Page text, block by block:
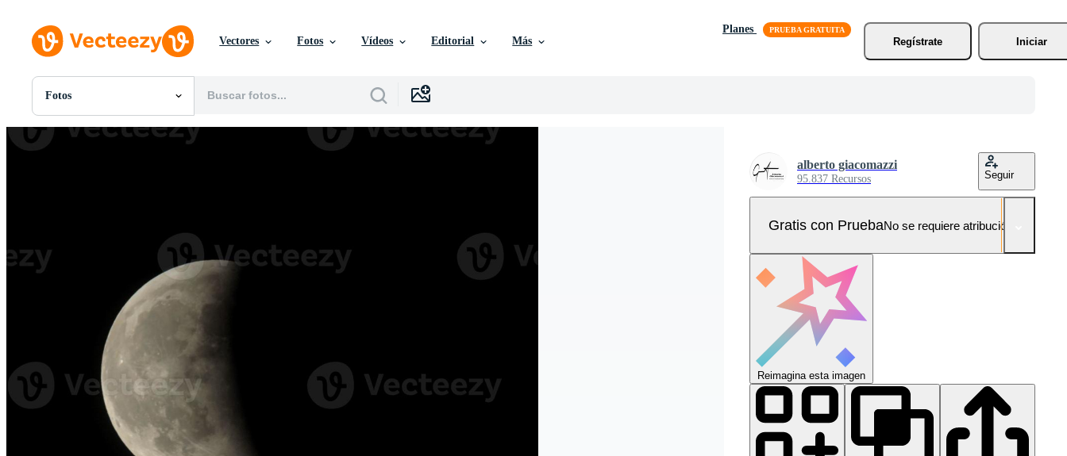
Vectores Fotos Vídeos Editorial Más
Planes
Regístrate
Iniciar
Fotos
Todas Imágenes
Fotos
Gráficos en Movimiento
Imágenes Editoriales
Eventos Editoriales
alberto giacomazzi
95.837 Recursos Seguir
Gratis con PruebaNo se requiere atribución!
Reimagina esta imagen